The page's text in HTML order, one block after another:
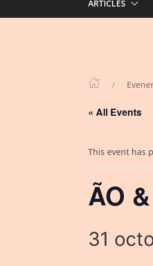
ARTICLES
« All Events
This event has
ÃO
31